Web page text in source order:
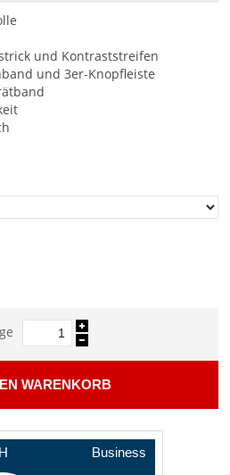
und Kontraststreifen
und 3er-Knopfleiste
WARENKORB